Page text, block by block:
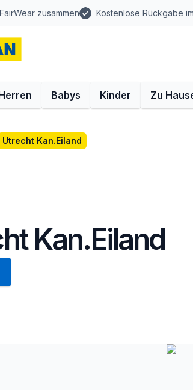
zusammen Kostenlose Rückgabe
Babys Kinder Zu
Utrecht Kan.Eiland
Kan.Eiland